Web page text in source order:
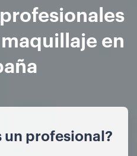
en
un profesional?